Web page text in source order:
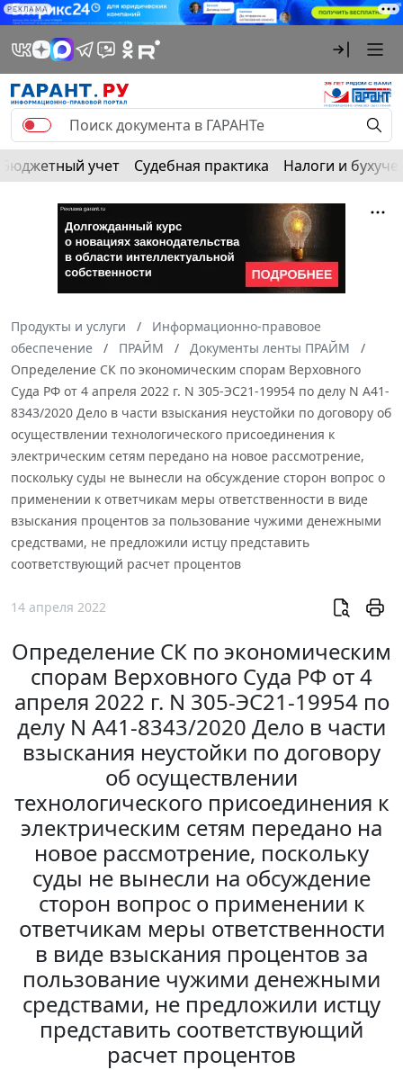
РЕКЛАМА
Бюджетный учет Судебная практика Налоги и
Продукты и услуги
Информационно-правовое
обеспечение
ПРАЙМ
Документы ленты ПРАЙМ
Определение СК по экономическим спорам Верховного
Суда РФ от 4 апреля 2022 г. N 305-ЭС21-19954 по делу N А41-
8343/2020 Дело в части взыскания неустойки по договору об
осуществлении технологического присоединения к
электрическим сетям передано на новое рассмотрение,
поскольку суды не вынесли на обсуждение сторон вопрос о
применении к ответчикам меры ответственности в виде
взыскания процентов за пользование чужими денежными
средствами, не предложили истцу представить
соответствующий расчет процентов
14 апреля 2022
Определение СК по экономическим
спорам Верховного Суда РФ от 4
апреля 2022 г. N 305-ЭС21-19954 по
делу N А41-8343/2020 Дело в части
взыскания неустойки по договору
об осуществлении
технологического присоединения к
электрическим сетям передано на
новое рассмотрение, поскольку
суды не вынесли на обсуждение
сторон вопрос о применении к
ответчикам меры ответственности
в виде взыскания процентов за
пользование чужими денежными
средствами, не предложили истцу
представить соответствующий
расчет процентов